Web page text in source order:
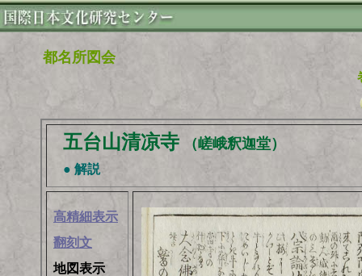
都名所図会
五台山清凉寺 （嵯峨釈迦堂）
● 解説
高精細表示
翻刻文
地図表示